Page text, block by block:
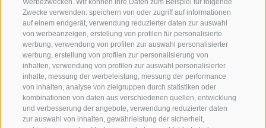
Zwecke verwenden: speichern von oder zugriff auf informationen
auf einem endgerät, verwendung reduzierter daten zur auswahl
von werbeanzeigen, erstellung von profilen für personalisierte
werbung, verwendung von profilen zur auswahl personalisierter
werbung, erstellung von profilen zur personalisierung von
inhalten, verwendung von profilen zur auswahl personalisierter
inhalte, messung der werbeleistung, messung der performance
von inhalten, analyse von zielgruppen durch statistiken oder
kombinationen von daten aus verschiedenen quellen, entwicklung
und verbesserung der angebote, verwendung reduzierter daten
zur auswahl von inhalten, gewährleistung der sicherheit,
Beginn:12.00 Uhr
Informationen